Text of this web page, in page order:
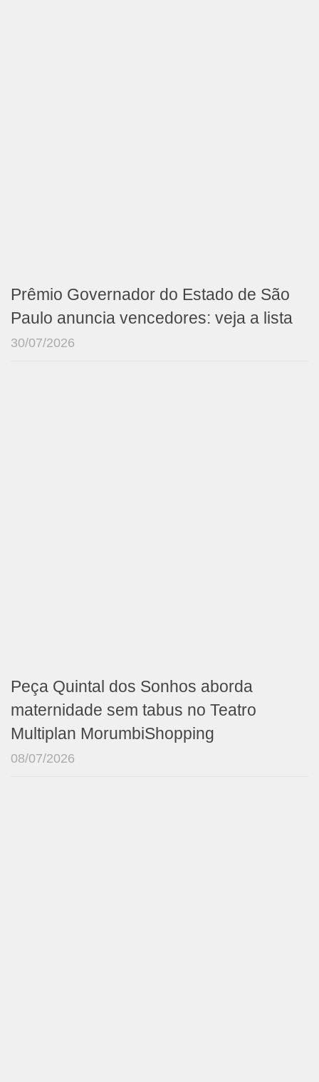
Prêmio Governador do Estado de São
Paulo anuncia vencedores: veja a lista
30/07/2026
Peça Quintal dos Sonhos aborda
maternidade sem tabus no Teatro
Multiplan MorumbiShopping
08/07/2026